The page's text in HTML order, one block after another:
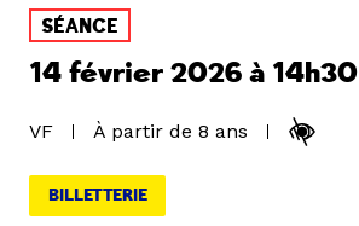
SÉANCE
14 février 2026 à 14h30
VF À partir de 8 ans
BILLETTERIE